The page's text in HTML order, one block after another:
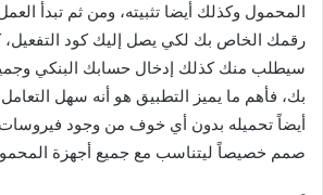
المحمول وكذلك أيضا تثبيته، ومن ثم تبدأ
رقمك الخاص بك لكي يصل إليك كود التفعيل،
سيطلب منك كذلك إدخال حسابك البنكي
بك، فأهم ما يميز التطبيق هو أنه سهل
أيضاً تحميله بدون أي خوف من وجود فيروسات
صمم خصيصاً ليتناسب مع جميع أجهزة